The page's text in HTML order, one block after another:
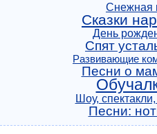
Снежная
Сказки
День
Спят
Развивающие
Песни о
Шоу,
Песни: